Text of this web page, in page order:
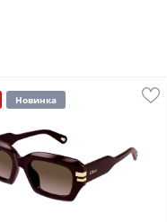
Новинка